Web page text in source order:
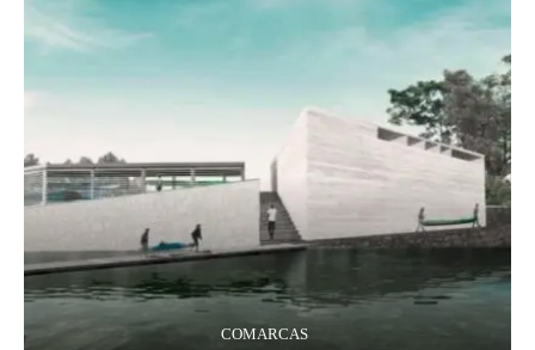
COMARCAS